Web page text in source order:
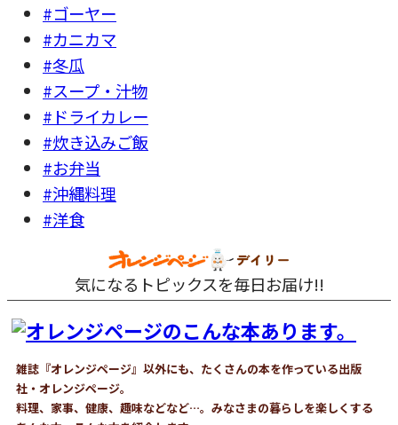
#ゴーヤー
#カニカマ
#冬瓜
#スープ・汁物
#ドライカレー
#炊き込みご飯
#お弁当
#沖縄料理
#洋食
気になるトピックスを毎日お届け!!
雑誌『オレンジページ』以外にも、たくさんの本を作っている出版
社・オレンジページ。
料理、家事、健康、趣味などなど…。みなさまの暮らしを楽しくする